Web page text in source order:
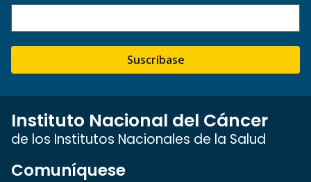
Suscríbase
Instituto Nacional del Cáncer
de los Institutos Nacionales de la Salud
Comuníquese